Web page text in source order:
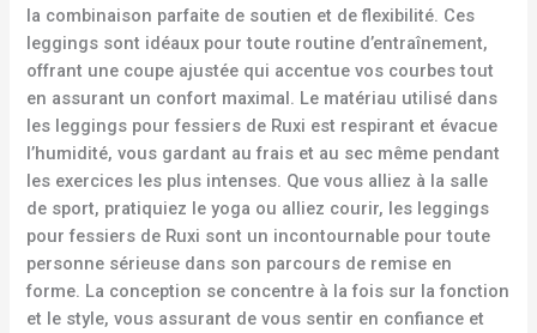
la combinaison parfaite de soutien et de flexibilité. Ces
leggings sont idéaux pour toute routine d’entraînement,
offrant une coupe ajustée qui accentue vos courbes tout
en assurant un confort maximal. Le matériau utilisé dans
les leggings pour fessiers de Ruxi est respirant et évacue
l’humidité, vous gardant au frais et au sec même pendant
les exercices les plus intenses. Que vous alliez à la salle
de sport, pratiquiez le yoga ou alliez courir, les leggings
pour fessiers de Ruxi sont un incontournable pour toute
personne sérieuse dans son parcours de remise en
forme. La conception se concentre à la fois sur la fonction
et le style, vous assurant de vous sentir en confiance et